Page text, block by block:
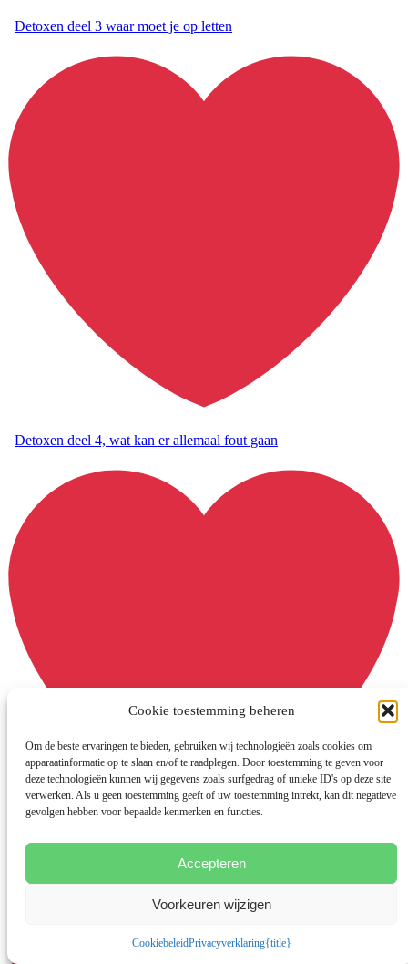
Cookie toestemming beheren
Om de beste ervaringen te bieden, gebruiken wij technologieën zoals cookies om
apparaatinformatie op te slaan en/of te raadplegen. Door toestemming te geven voor
deze technologieën kunnen wij gegevens zoals surfgedrag of unieke ID's op deze site
verwerken. Als u geen toestemming geeft of uw toestemming intrekt, kan dit negatieve
gevolgen hebben voor bepaalde kenmerken en functies.
Accepteren
Voorkeuren wijzigen
CookiebeleidPrivacyverklaring{title}
Detoxen deel 3 waar moet je op letten
Detoxen deel 4, wat kan er allemaal fout gaan